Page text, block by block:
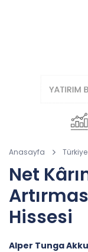
Anasayfa
Net
Hissesi
Alper Tunga